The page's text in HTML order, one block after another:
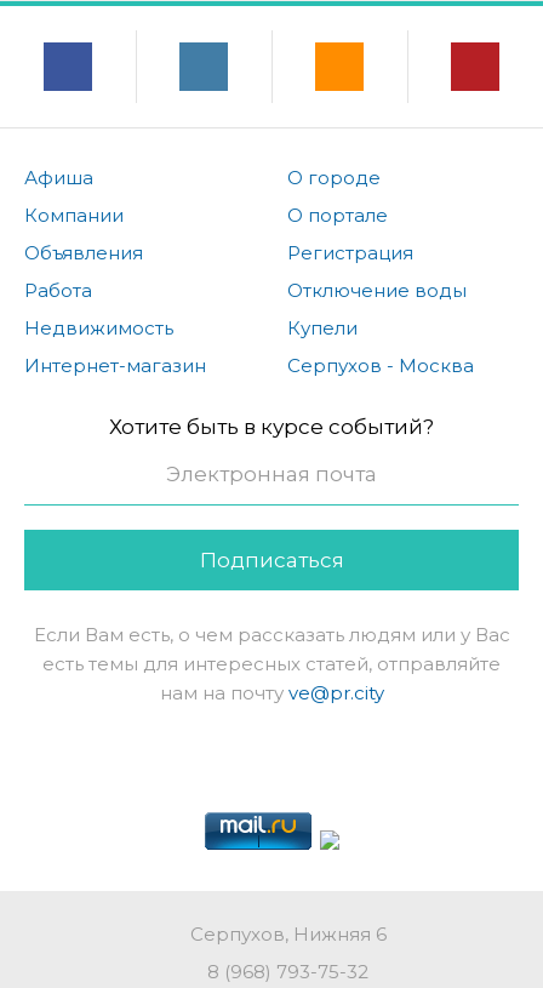
Афиша
Компании
Объявления
Работа
Недвижимость
Интернет-магазин
О городе
О портале
Регистрация
Отключение воды
Купели
Серпухов - Москва
Хотите быть в курсе событий?
Подписаться
Если Вам есть, о чем рассказать людям или у Вас
есть темы для интересных статей, отправляйте
нам на почту ve@pr.city
Серпухов, Нижняя 6
8 (968) 793-75-32